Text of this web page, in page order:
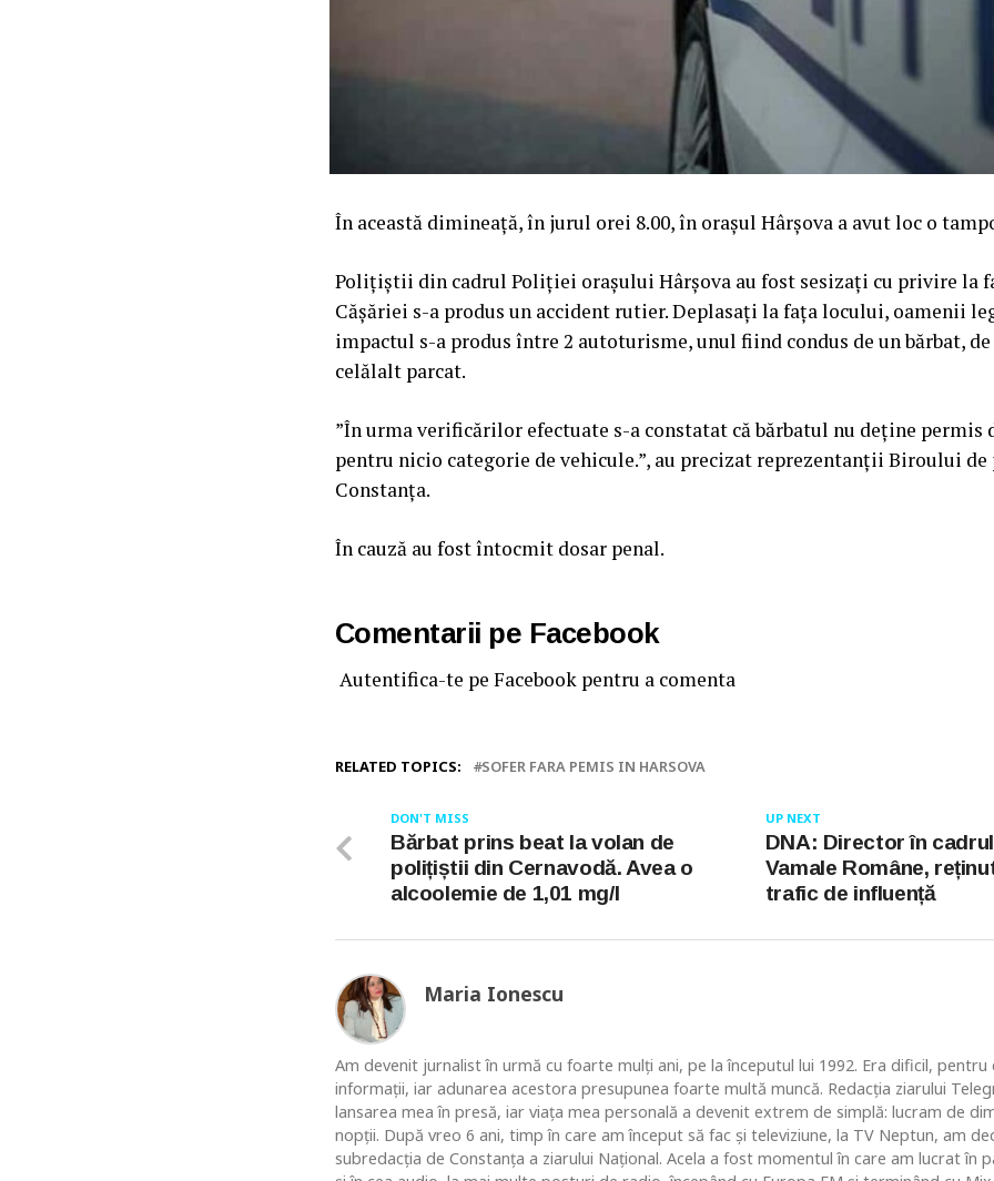
În această dimineață, în jurul orei 8.00, în orașul Hârșova a avut loc o
Polițiștii din cadrul Poliției orașului Hârșova au fost sesizați cu privire la
Cășăriei s-a produs un accident rutier. Deplasați la fața locului, oamenii
impactul s-a produs între 2 autoturisme, unul fiind condus de un bărbat, de
celălalt parcat.
”În urma verificărilor efectuate s-a constatat că bărbatul nu deține permis
pentru nicio categorie de vehicule.”, au precizat reprezentanții Biroului de
Constanța.
În cauză au fost întocmit dosar penal.
Comentarii pe Facebook
Autentifica-te pe Facebook pentru a comenta
RELATED TOPICS: SOFER FARA PEMIS IN HARSOVA
UP NEXT
DNA: Director în
Vamale Române,
trafic de influență
DON'T MISS
Bărbat prins beat la volan de
polițiștii din Cernavodă. Avea o
alcoolemie de 1,01 mg/l
Maria Ionescu
Am devenit jurnalist în urmă cu foarte mulţi ani, pe la începutul lui 1992. Era dificil, pentru
informaţii, iar adunarea acestora presupunea foarte multă muncă. Redacţia ziarului
lansarea mea în presă, iar viaţa mea personală a devenit extrem de simplă: lucram de
nopţii. După vreo 6 ani, timp în care am început să fac şi televiziune, la TV Neptun, am
subredacţia de Constanţa a ziarului Naţional. Acela a fost momentul în care am lucrat în